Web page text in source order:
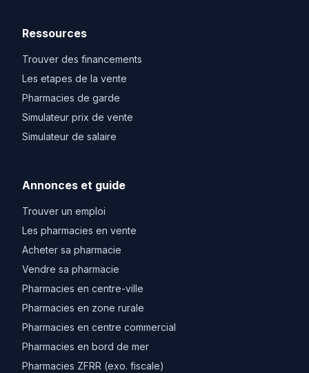
Ressources
Trouver des financements
Les etapes de la vente
Pharmacies de garde
Simulateur prix de vente
Simulateur de salaire
Annonces et guide
Trouver un emploi
Les pharmacies en vente
Acheter sa pharmacie
Vendre sa pharmacie
Pharmacies en centre-ville
Pharmacies en zone rurale
Pharmacies en centre commercial
Pharmacies en bord de mer
Pharmacies ZFRR (exo. fiscale)